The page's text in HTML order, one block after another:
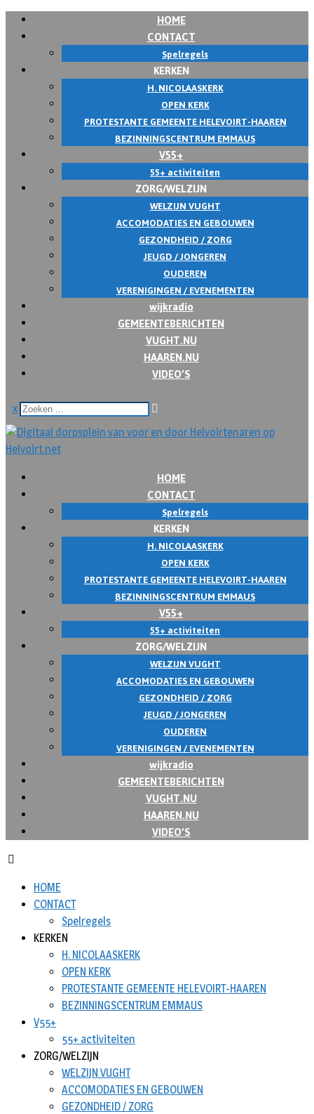
HOME
CONTACT
Spelregels
KERKEN
H. NICOLAASKERK
OPEN KERK
PROTESTANTE GEMEENTE HELEVOIRT-HAAREN
BEZINNINGSCENTRUM EMMAUS
V55+
55+ activiteiten
ZORG/WELZIJN
WELZIJN VUGHT
ACCOMODATIES EN GEBOUWEN
GEZONDHEID / ZORG
JEUGD / JONGEREN
OUDEREN
VERENIGINGEN / EVENEMENTEN
wijkradio
GEMEENTEBERICHTEN
VUGHT.NU
HAAREN.NU
VIDEO’S
x
HOME
CONTACT
Spelregels
KERKEN
H. NICOLAASKERK
OPEN KERK
PROTESTANTE GEMEENTE HELEVOIRT-HAAREN
BEZINNINGSCENTRUM EMMAUS
V55+
55+ activiteiten
ZORG/WELZIJN
WELZIJN VUGHT
ACCOMODATIES EN GEBOUWEN
GEZONDHEID / ZORG
JEUGD / JONGEREN
OUDEREN
VERENIGINGEN / EVENEMENTEN
wijkradio
GEMEENTEBERICHTEN
VUGHT.NU
HAAREN.NU
VIDEO’S
HOME
CONTACT
Spelregels
KERKEN
H. NICOLAASKERK
OPEN KERK
PROTESTANTE GEMEENTE HELEVOIRT-HAAREN
BEZINNINGSCENTRUM EMMAUS
V55+
55+ activiteiten
ZORG/WELZIJN
WELZIJN VUGHT
ACCOMODATIES EN GEBOUWEN
GEZONDHEID / ZORG